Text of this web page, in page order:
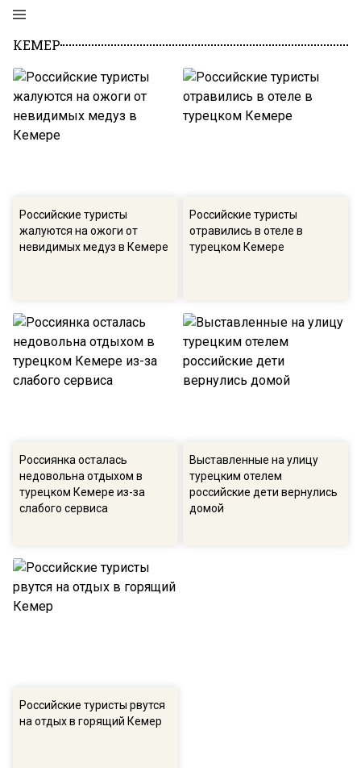
КЕМЕР
Российские туристы
жалуются на ожоги от
невидимых медуз в Кемере
Российские туристы
отравились в отеле в
турецком Кемере
Россиянка осталась
недовольна отдыхом в
турецком Кемере из-за
слабого сервиса
Выставленные на улицу
турецким отелем
российские дети вернулись
домой
Российские туристы рвутся
на отдых в горящий Кемер